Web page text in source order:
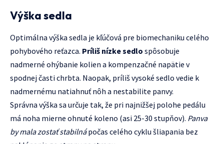
Výška sedla
Optimálna výška sedla je kľúčová pre biomechaniku celého
pohybového reťazca. Príliš nízke sedlo spôsobuje
nadmerné ohýbanie kolien a kompenzačné napätie v
spodnej časti chrbta. Naopak, príliš vysoké sedlo vedie k
nadmernému natiahnuť nôh a nestabilite panvy.
Správna výška sa určuje tak, že pri najnižšej polohe pedálu
má noha mierne ohnuté koleno (asi 25-30 stupňov). Panva
by mala zostať stabilnápočas celého cyklu šliapania bez